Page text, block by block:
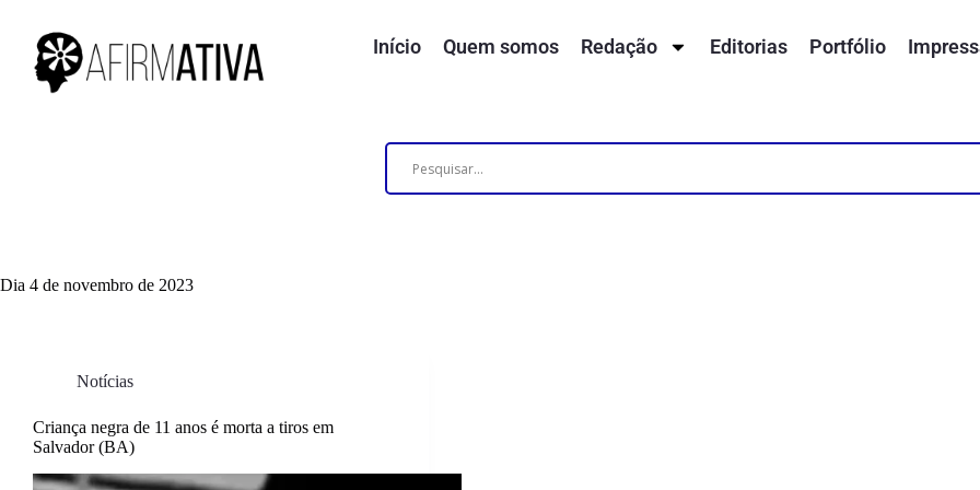
Início Quem somos Redação Editorias Portfólio
Dia 4 de novembro de 2023
Notícias
Criança negra de 11 anos é morta a tiros em
Salvador (BA)